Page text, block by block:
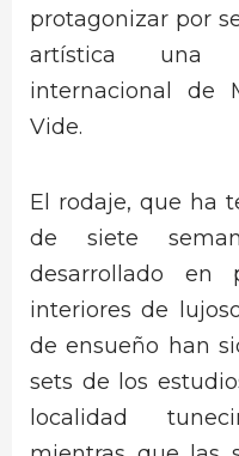
protagonizar por
artística una
internacional de
Vide.
El rodaje, que ha
de siete
desarrollado en
interiores de
de ensueño han
sets de los
localidad